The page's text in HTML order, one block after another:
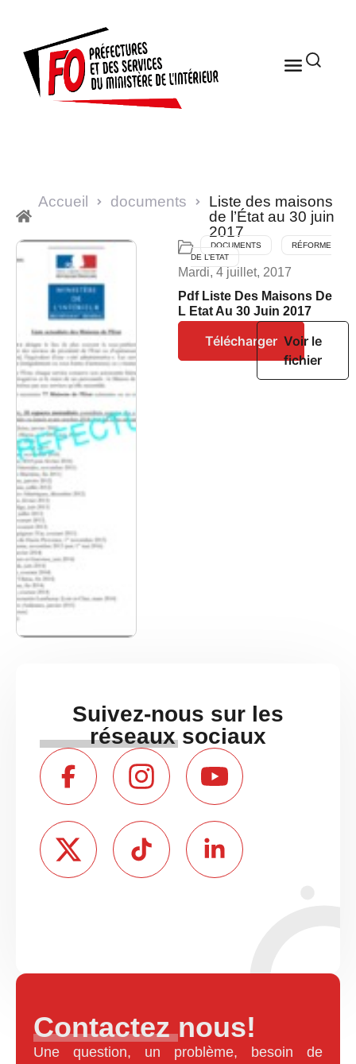
Accueil documents
Liste des maisons
de l’État au 30 juin
2017
DOCUMENTS
RÉFORME
DE L’ETAT
Mardi, 4 juillet, 2017
Pdf Liste Des Maisons De
L Etat Au 30 Juin 2017
Télécharger Voir le
fichier
Suivez-nous sur les
réseaux sociaux
Contactez nous!
Une question, un problème, besoin de